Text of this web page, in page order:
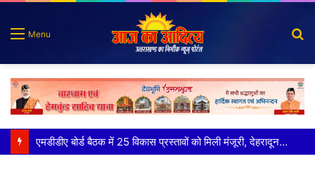
Menu
कृष्णा हाउसकीपिंग के मालिक दीपक जायसवाल विनोद नौटियाल आदि पर मुकदमा दर्ज